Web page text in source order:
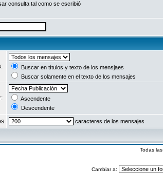
consulta tal como se escribió
Buscar en títulos y texto de los mensjaes
Buscar solamente en el texto de los mensajes
Ascendente
Descendente
caracteres de los mensajes
Todas
Cambiar a: